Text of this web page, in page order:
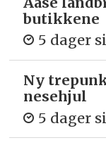
butikkene
5 dager
Ny
nesehjul
5 dager